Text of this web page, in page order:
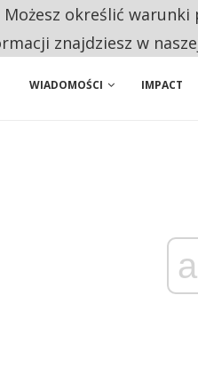
PRZEZNACZAJĄ NA
WIADOMOŚCI IMPACT
określić
znajdziesz w